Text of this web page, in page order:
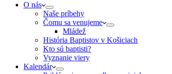
O nás
Naše príbehy
Čomu sa venujeme
Mládež
História Baptistov v Košiciach
Kto sú baptisti?
Vyznanie viery
Kalendár